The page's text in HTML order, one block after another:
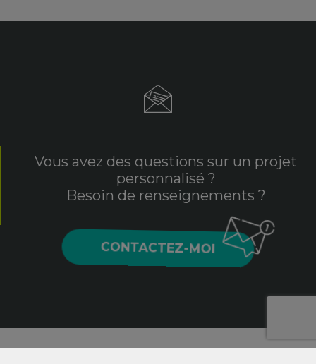
Vous avez des questions sur un projet
personnalisé ?
Besoin de renseignements ?
CONTACTEZ-MOI